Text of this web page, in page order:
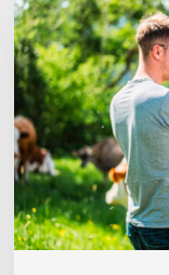
secteur
bio
–
Juin
2026